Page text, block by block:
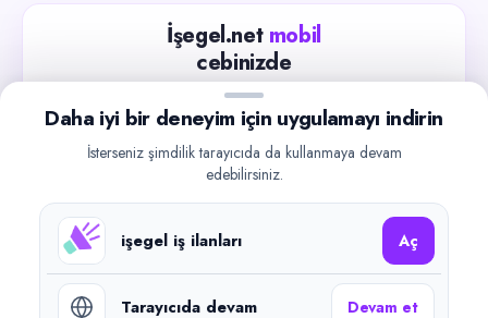
İşegel.net mobil
cebinizde
Güncel iş ilanlarını takip edin, işverenlerle hızlıca
iletişime geçin.
Google Play
©2026işegel.net. Tüm hakları saklıdır.
Daha iyi bir deneyim için uygulamayı indirin
İsterseniz şimdilik tarayıcıda da kullanmaya devam
edebilirsiniz.
işegel iş ilanları Aç
Tarayıcıda devam Devam et